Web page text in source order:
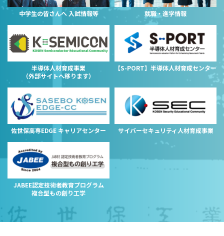
中学生の皆さんへ 入試情報等 就職・進学情報
半導体人材育成事業
（外部サイトへ移ります）
【S-PORT】半導体人材育成センター
佐世保高専EDGE キャリアセンター サイバーセキュリティ人材育成事業
JABEE認定技術者教育プログラム
複合型もの創り工学